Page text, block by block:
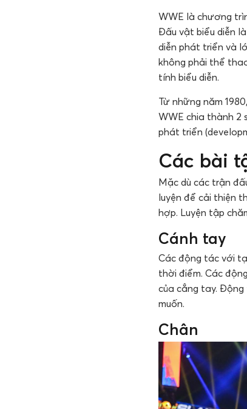
WWE là chương
Đấu vật biểu diễn
diễn phát triển và
không phải thể
tính biểu diễn.
Từ những năm
WWE chia thành 2
phát triển
Các bài
Mặc dù các trận
luyện để cải thiện
hợp. Luyện tập
Cánh tay
Các động tác với
thời điểm. Các
của cẳng tay.
muốn.
Chân